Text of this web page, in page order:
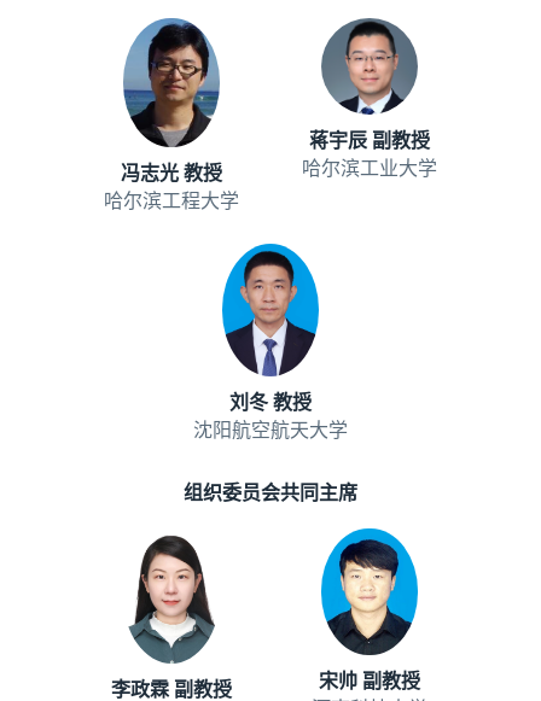
冯志光 教授
哈尔滨工程大学
蒋宇辰 副教授
哈尔滨工业大学
刘冬 教授
沈阳航空航天大学
组织委员会共同主席
李政霖 副教授
宋帅 副教授